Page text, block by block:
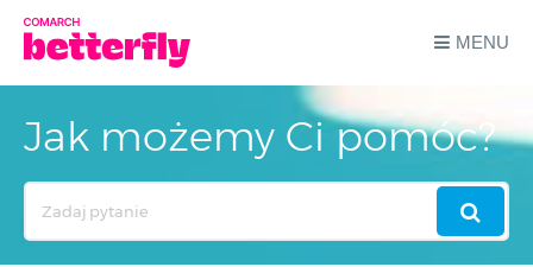
MENU
Jak możemy Ci pomóc?